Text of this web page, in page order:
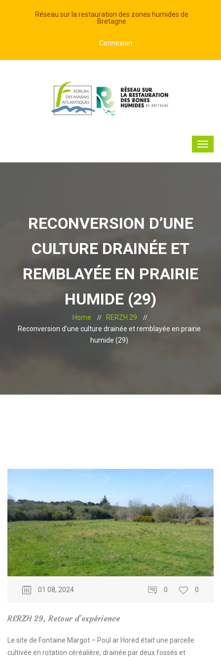
Réseau sur la restauration des zones humides de
Bretagne
Connexion
RECONVERSION D’UNE
CULTURE DRAINÉE ET
REMBLAYÉE EN PRAIRIE
HUMIDE (29)
Home
RERZH 29
Reconversion d’une culture drainée et remblayée en prairie
humide (29)
01 08, 2024 0 0
RERZH 29, Retour d'expérience
Le site de Fontaine Margot – Poul ar Hored était une parcelle
cultivée en rotation céréalière, drainée par deux fossés et